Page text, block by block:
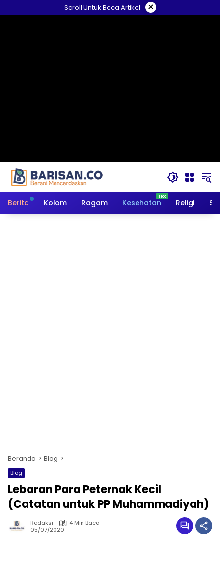
ke
Scroll Untuk Baca Artikel ×
Berita Kolom Ragam Kesehatan Religi
Beranda Blog
Blog
Lebaran Para Peternak Kecil
(Catatan untuk PP Muhammadiyah)
Redaksi
4 Min Baca
05/07/2020